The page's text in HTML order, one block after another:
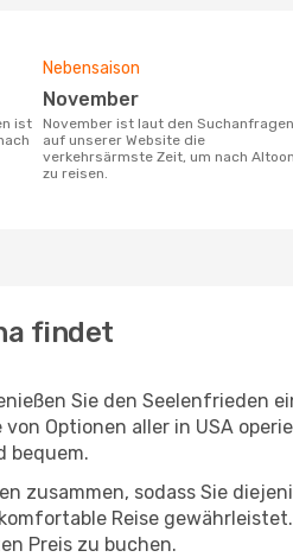
Nebensaison
November
November ist laut den Suchanfragen
auf unserer Website die
verkehrsärmste Zeit, um nach
zu reisen.
findet
Sie den Seelenfrieden
Optionen aller in USA
bequem.
zusammen, sodass Sie
Reise
Preis zu buchen.